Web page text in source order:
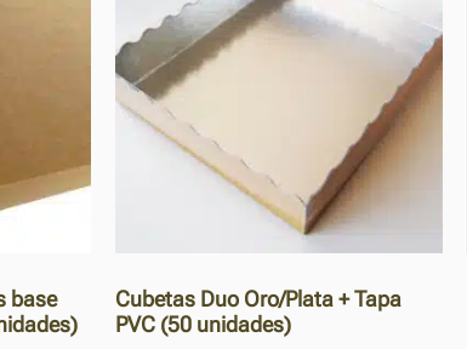
base
Cubetas Duo Oro/Plata + Tapa
PVC (50 unidades)